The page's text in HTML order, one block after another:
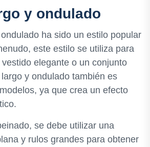
y ondulado
ha sido un estilo popular
este estilo se utiliza para
elegante o un conjunto
y ondulado también es
ya que crea un efecto
se debe utilizar una
y rulos grandes para obtener